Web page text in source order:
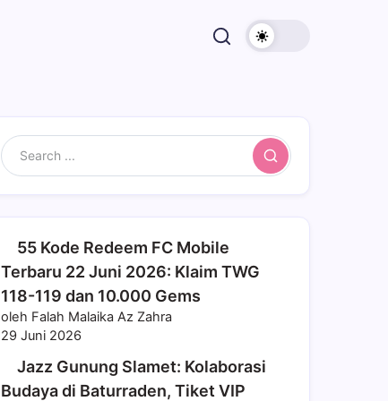
Search
55 Kode Redeem FC Mobile
Terbaru 22 Juni 2026: Klaim TWG
118-119 dan 10.000 Gems
oleh Falah Malaika Az Zahra
29 Juni 2026
Jazz Gunung Slamet: Kolaborasi
Budaya di Baturraden, Tiket VIP